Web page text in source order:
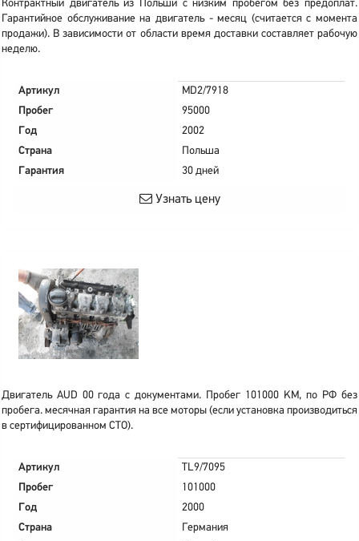
Контрактный двигатель из Польши с низким пробегом без предоплат.
Гарантийное обслуживание на двигатель - месяц (считается с момента
продажи). В зависимости от области время доставки составляет рабочую
неделю.
Артикул
MD2/7918
Пробег
95000
Год
2002
Страна
Польша
Гарантия
30 дней
Узнать цену
Двигатель AUD 00 года с документами. Пробег 101000 KM, по РФ без
пробега. месячная гарантия на все моторы (если установка производиться
в сертифицированном СТО).
Артикул
TL9/7095
Пробег
101000
Год
2000
Страна
Германия